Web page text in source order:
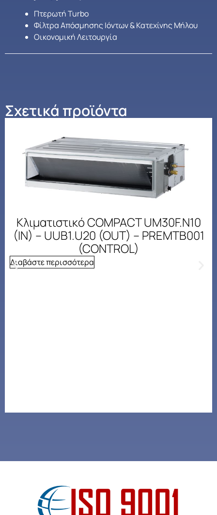
Πτερωτή Turbo
Φίλτρα Απόσμησης Ιόντων & Κατεχίνης Μήλου
Οικονομική Λειτουργία
Σχετικά προϊόντα
Κλιματιστικό COMPACT UM30F.N10
(IN) – UUB1.U20 (OUT) – PREMTB001
(CONTROL)
Διαβάστε περισσότερα